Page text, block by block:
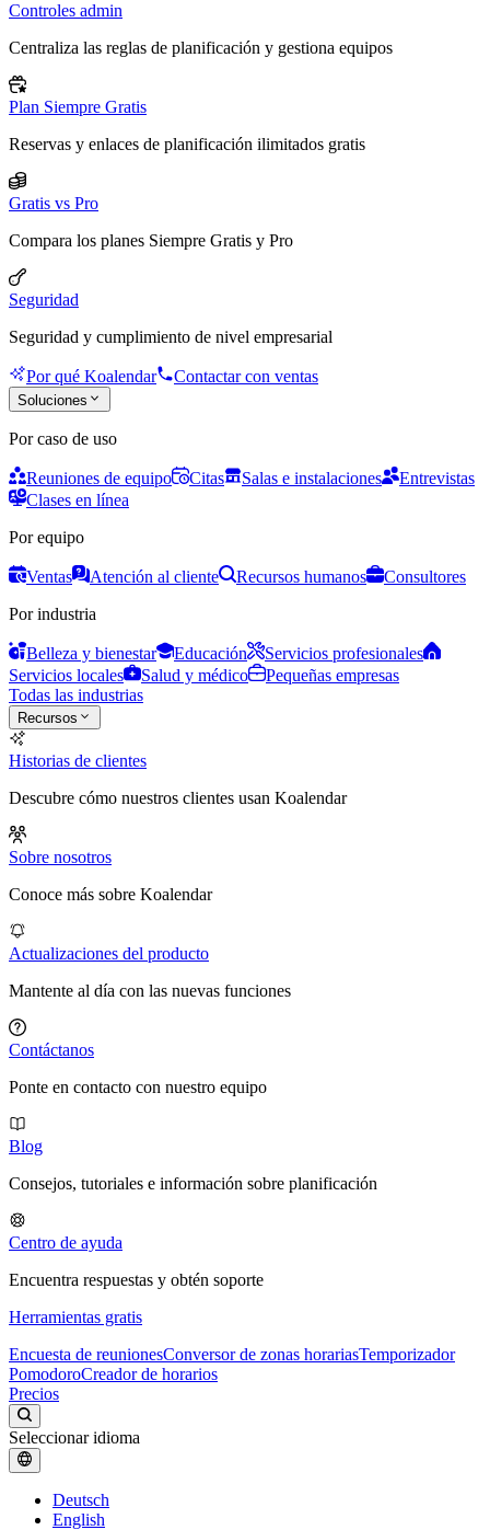
Controles admin
Centraliza las reglas de planificación y gestiona equipos
Plan Siempre Gratis
Reservas y enlaces de planificación ilimitados gratis
Gratis vs Pro
Compara los planes Siempre Gratis y Pro
Seguridad
Seguridad y cumplimiento de nivel empresarial
Por qué Koalendar Contactar con ventas
Soluciones
Por caso de uso
Reuniones de equipo Citas Salas e instalaciones
Entrevistas
Clases en línea
Por equipo
Ventas Atención al cliente Recursos humanos
Consultores
Por industria
Belleza y bienestar Educación
Servicios profesionales
Servicios locales
Salud y médico
Pequeñas empresas
Todas las industrias
Recursos
Historias de clientes
Descubre cómo nuestros clientes usan Koalendar
Sobre nosotros
Conoce más sobre Koalendar
Actualizaciones del producto
Mantente al día con las nuevas funciones
Contáctanos
Ponte en contacto con nuestro equipo
Blog
Consejos, tutoriales e información sobre planificación
Centro de ayuda
Encuentra respuestas y obtén soporte
Herramientas gratis
Encuesta de reunionesConversor de zonas horariasTemporizador
PomodoroCreador de horarios
Precios
Seleccionar idioma
Deutsch
English